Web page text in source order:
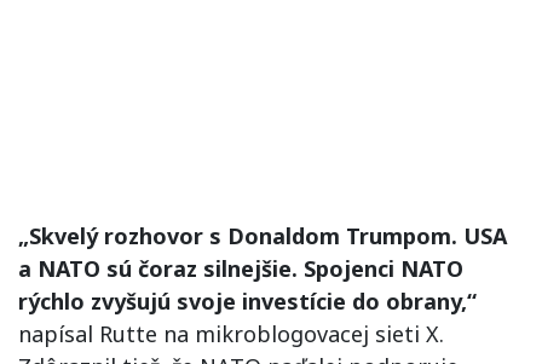
„Skvelý rozhovor s Donaldom Trumpom. USA
a NATO sú čoraz silnejšie. Spojenci NATO
rýchlo zvyšujú svoje investície do obrany,“
napísal Rutte na mikroblogovacej sieti X.